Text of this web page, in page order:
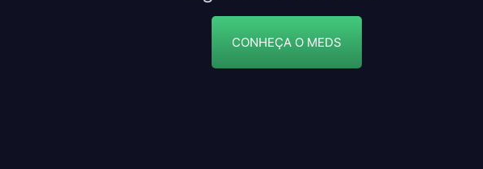
CONHEÇA O MEDS